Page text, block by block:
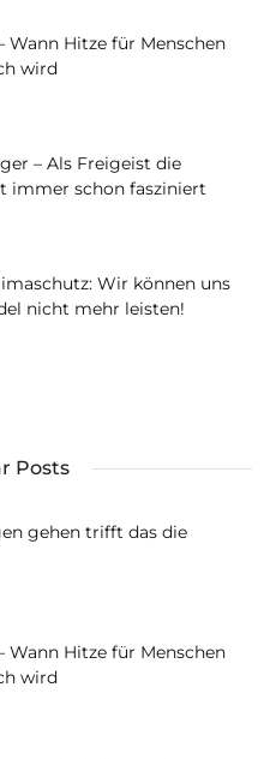
Wann Hitze für Menschen
wird
– Als Freigeist die
immer schon fasziniert
Wir können uns
nicht mehr leisten!
Posts
gehen trifft das die
Wann Hitze für Menschen
wird